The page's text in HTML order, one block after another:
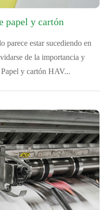
papel y cartón
parece estar sucediendo en
de la importancia y
y cartón HAV...